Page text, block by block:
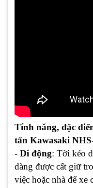
Tính năng, đặc
tấn Kawasaki
- Di động: Tời kéo
dàng được cất giữ
việc hoặc nhà để xe